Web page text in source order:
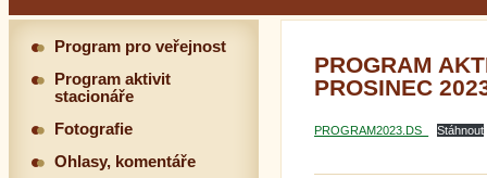
PROGRAM
PROSINEC
PROGRAM2023.DS_ Stáhnout
Program pro veřejnost
Program aktivit
stacionáře
Fotografie
Ohlasy, komentáře